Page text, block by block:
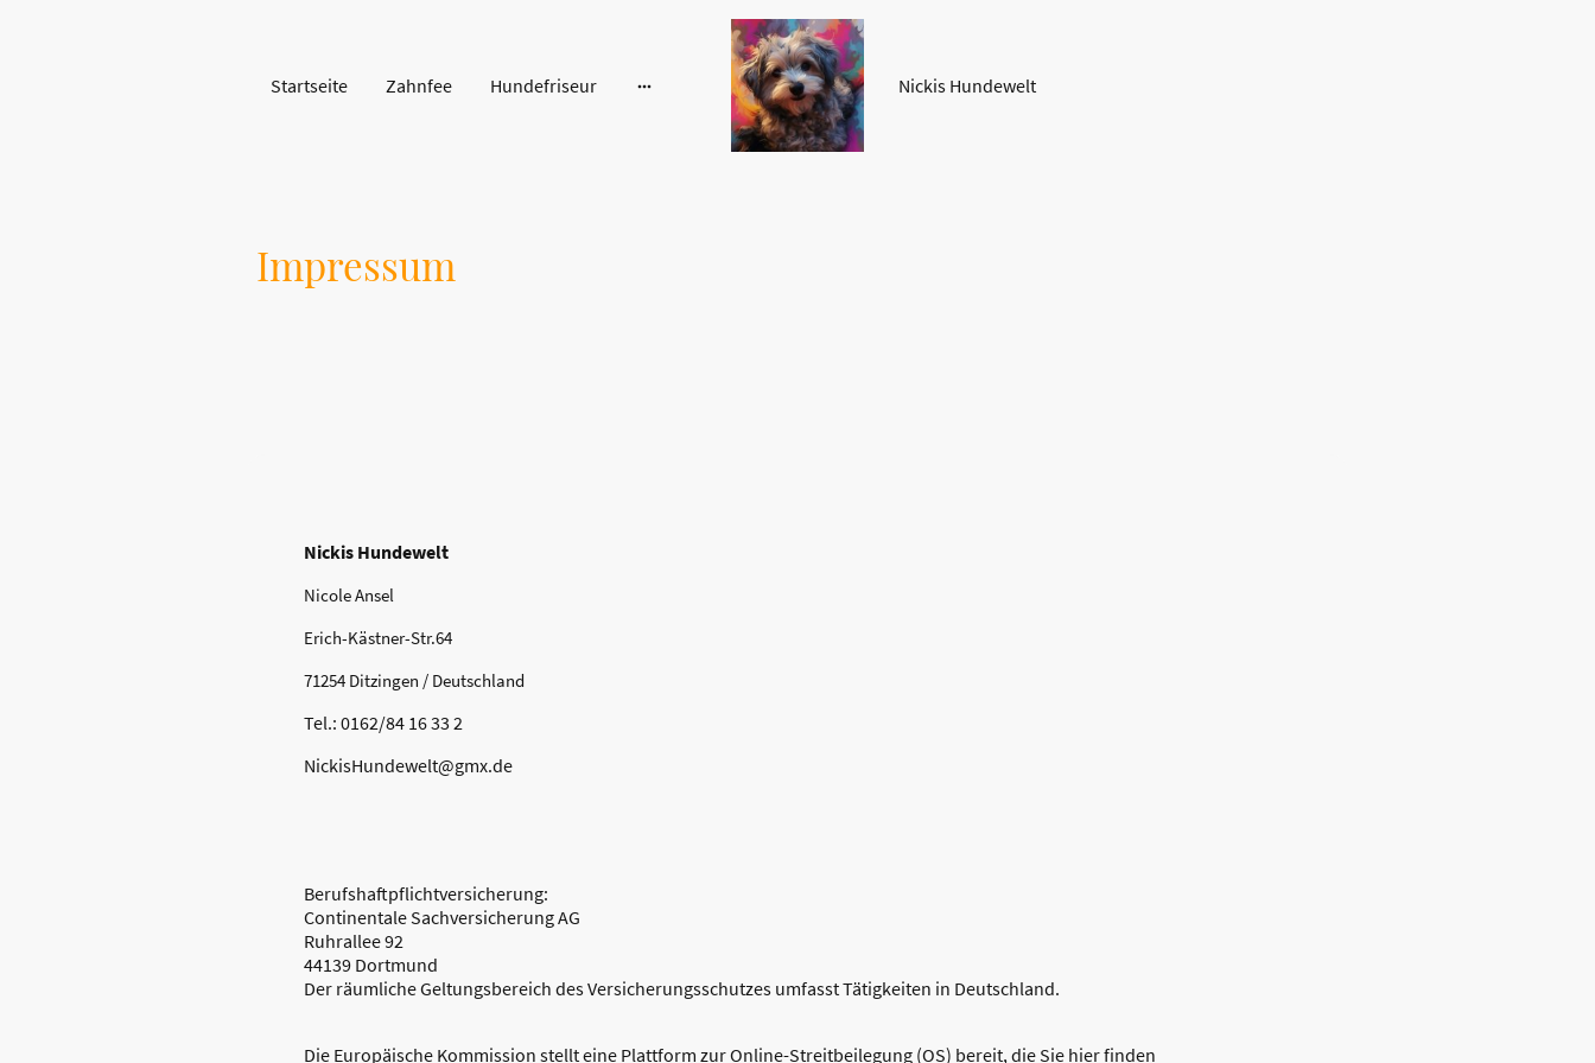
Startseite Zahnfee Hundefriseur Nickis Hundewelt
Impressum
Nickis Hundewelt
Nicole Ansel
Erich-Kästner-Str.64
71254 Ditzingen / Deutschland
Tel.: 0162/84 16 33 2
NickisHundewelt@gmx.de
Berufshaftpflichtversicherung:
Continentale Sachversicherung AG
Ruhrallee 92
44139 Dortmund
Der räumliche Geltungsbereich des Versicherungsschutzes umfasst Tätigkeiten in Deutschland.
Die Europäische Kommission stellt eine Plattform zur Online-Streitbeilegung (OS) bereit, die Sie hier finden